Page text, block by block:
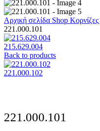
Αρχική σελίδα Shop Κορνίζες
221.000.101
215.629.004
Back to products
221.000.102
221.000.101